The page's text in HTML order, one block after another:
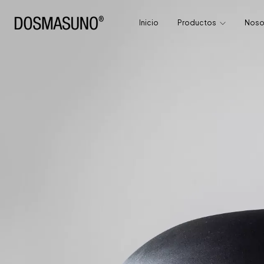
Inicio Productos